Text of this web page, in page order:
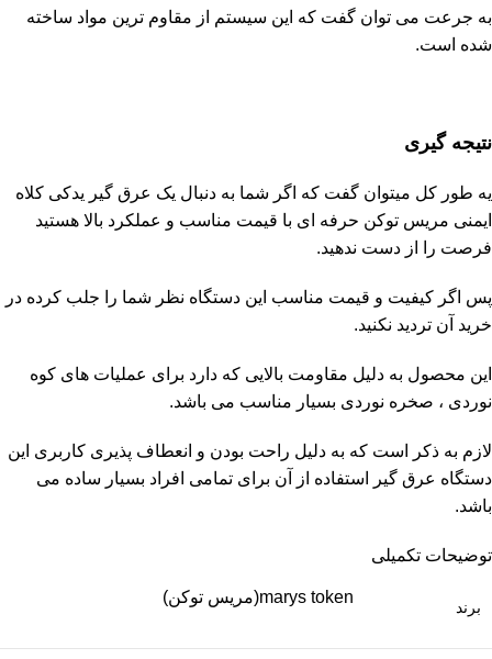
به جرعت می توان گفت که این سیستم از مقاوم ترین مواد ساخته
شده است.
نتیجه گیری
یه طور کل میتوان گفت که اگر شما به دنبال یک عرق گیر یدکی کلاه
ایمنی مریس توکن حرفه ای با قیمت مناسب و عملکرد بالا هستید
فرصت را از دست ندهید.
پس اگر کیفیت و قیمت مناسب این دستگاه نظر شما را جلب کرده در
خرید آن تردید نکنید.
این محصول به دلیل مقاومت بالایی که دارد برای عملیات های کوه
نوردی ، صخره نوردی بسیار مناسب می باشد.
لازم به ذکر است که به دلیل راحت بودن و انعطاف پذیری کاربری این
دستگاه عرق گیر استفاده از آن برای تمامی افراد بسیار ساده می
باشد.
توضیحات تکمیلی
برند
marys token(مریس توکن)